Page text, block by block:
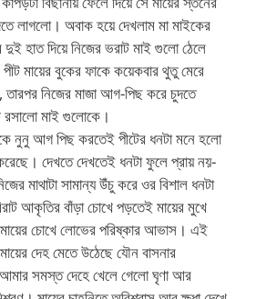
লাগলো। অবাক হয়ে দেখলাম মা মাইকের
দুই হাত দিয়ে নিজের ভরাট মাই গুলো ঠেলে
মায়ের বুকের ফাকে কয়েকবার থুতু মেরে
তারপর নিজের মাজা আগ-পিছ করে চুদতে
রসালো মাই গুলোকে।
নুনু আগ পিছ করতেই পীটের ধনটা মনে হলো
দেখতে দেখতেই ধনটা ফুলে প্রায় নয়-
মাথাটা সামান্য উঁচু করে ওর বিশাল ধনটা
আকৃতির বাঁড়া চোখে পড়তেই মায়ের মুখে
চোখে লোভের পরিষ্কার আভাস। এই
দেহ মেতে উঠেছে যৌন বাসনার
সমস্ত দেহে খেলে গেলো ঘৃণা আর